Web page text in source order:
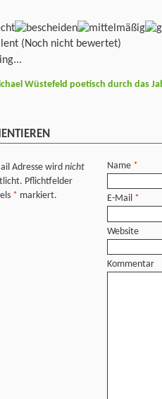
(Noch nicht bewertet)
Wüstefeld poetisch durch das
Adresse wird nicht
Pflichtfelder
* markiert.
Name *
E-Mail *
Website
Kommentar